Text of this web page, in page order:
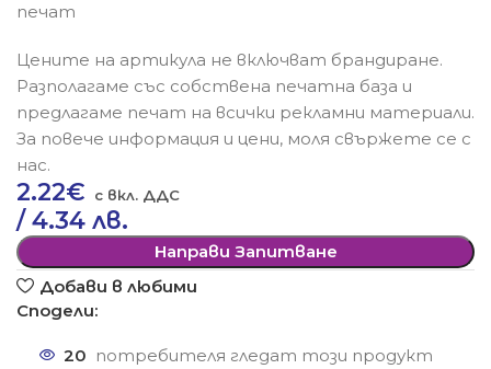
печат
Цените на артикула не включват брандиране.
Разполагаме със собствена печатна база и
предлагаме печат на всички рекламни материали.
За повече информация и цени, моля свържете се с
нас.
2.22€
/ 4.34 лв.
Направи Запитване
Добави в любими
Сподели:
20 потребителя гледат този продукт